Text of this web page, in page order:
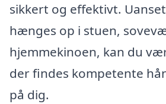
sikkert og effektivt.
hænges op i stuen,
hjemmekinoen, kan du
der findes kompetente
på dig.